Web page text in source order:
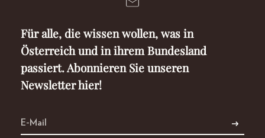
Für alle, die wissen wollen, was in
Österreich und in ihrem Bundesland
passiert. Abonnieren Sie unseren
Newsletter hier!